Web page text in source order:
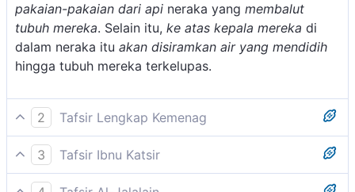
pakaian-pakaian dari api neraka yang membalut
tubuh mereka. Selain itu, ke atas kepala mereka di
dalam neraka itu akan disiramkan air yang mendidih
hingga tubuh mereka terkelupas.
2
Tafsir Lengkap Kemenag
Ayat ini menerangkan bahwa enam golongan manusia
tersebut di atas dapat dibagi kepada dua golongan
saja, yaitu golongan kafir dan golongan mukmin.
3
Tafsir Ibnu Katsir
Di dalam kitab Sahihain telah disebutkan melalui